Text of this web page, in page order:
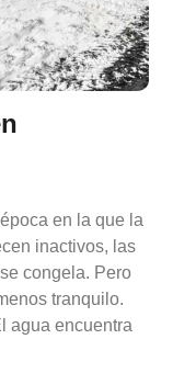
en la que la
inactivos, las
congela. Pero
tranquilo.
agua encuentra